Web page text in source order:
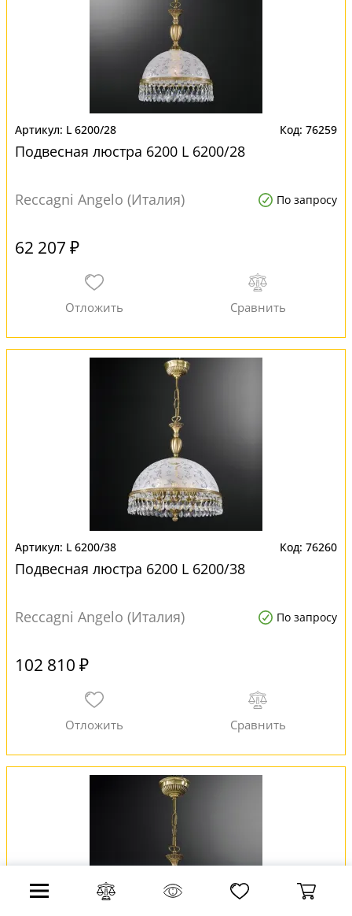
L 6200/28 76259
Подвесная люстра 6200 L 6200/28
Reccagni Angelo (Италия) По запросу
62 207 ₽
L 6200/38 76260
Подвесная люстра 6200 L 6200/38
Reccagni Angelo (Италия) По запросу
102 810 ₽